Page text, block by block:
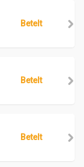
Betelt
Betelt
Betelt